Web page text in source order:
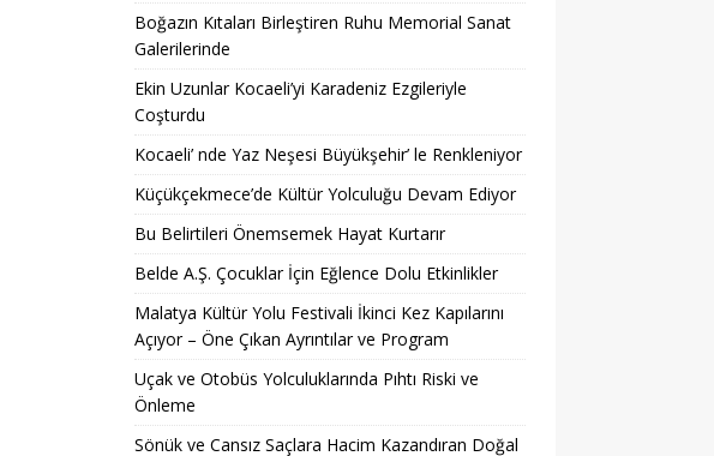
Boğazın Kıtaları Birleştiren Ruhu Memorial Sanat
Galerilerinde
Ekin Uzunlar Kocaeli’yi Karadeniz Ezgileriyle
Coşturdu
Kocaeli’ nde Yaz Neşesi Büyükşehir’ le Renkleniyor
Küçükçekmece’de Kültür Yolculuğu Devam Ediyor
Bu Belirtileri Önemsemek Hayat Kurtarır
Belde A.Ş. Çocuklar İçin Eğlence Dolu Etkinlikler
Malatya Kültür Yolu Festivali İkinci Kez Kapılarını
Açıyor – Öne Çıkan Ayrıntılar ve Program
Uçak ve Otobüs Yolculuklarında Pıhtı Riski ve
Önleme
Sönük ve Cansız Saçlara Hacim Kazandıran Doğal